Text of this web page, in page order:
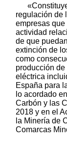
regulación de
empresas
actividad
de que
extinción de
como
producción
eléctrica
España para
lo acordado
Carbón y las
2018 y en el
la Minería de
Comarcas